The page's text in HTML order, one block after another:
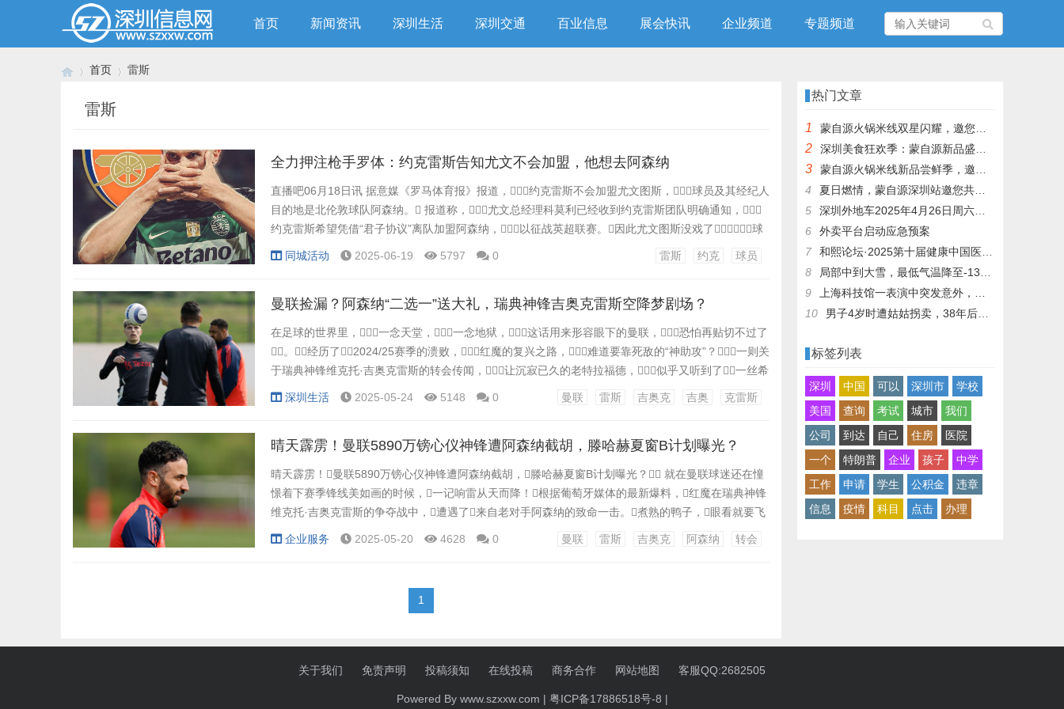
首页 新闻资讯 深圳生活 深圳交通 百业信息 展会快讯 企业频道 专题频道
首页 雷斯
雷斯
全力押注枪手罗体：约克雷斯告知尤文不会加盟，他想去阿森纳
直播吧06月18日讯 据意媒《罗马体育报》报道，约克雷斯不会加盟尤文图斯，球员及其经纪人
目的地是北伦敦球队阿森纳。 报道称，尤文总经理科莫利已经收到约克雷斯团队明确通知，
约克雷斯希望凭借“君子协议”离队加盟阿森纳，以征战英超联赛。因此尤文图斯没戏了，球
员不会来到意甲。 据此前报道，约克雷斯经纪人表示葡体承诺会以6000万+1000万欧元的价格放
同城活动 2025-06-19 5797 0 雷斯 约克 球员
曼联捡漏？阿森纳“二选一”送大礼，瑞典神锋吉奥克雷斯空降梦剧场？
在足球的世界里，一念天堂，一念地狱，这话用来形容眼下的曼联，恐怕再贴切不过了
。经历了2024/25赛季的溃败，红魔的复兴之路，难道要靠死敌的“神助攻”？一则关
于瑞典神锋维克托·吉奥克雷斯的转会传闻，让沉寂已久的老特拉福德，似乎又听到了一丝希
望的哨音。而这哨音能否吹响曼联反攻的号角，还得看北伦敦的阿森纳如何“配合”了。 背
深圳生活 2025-05-24 5148 0 曼联 雷斯 吉奥克 吉奥 克雷斯
晴天霹雳！曼联5890万镑心仪神锋遭阿森纳截胡，滕哈赫夏窗B计划曝光？
晴天霹雳！曼联5890万镑心仪神锋遭阿森纳截胡，滕哈赫夏窗B计划曝光？ 就在曼联球迷还在憧
憬着下赛季锋线美如画的时候，一记响雷从天而降！根据葡萄牙媒体的最新爆料，红魔在瑞典神锋
维克托·吉奥克雷斯的争夺战中，遭遇了来自老对手阿森纳的致命一击。煮熟的鸭子，眼看就要飞
到酋长球场了！这笔价值近5890万英镑的交易，无疑给曼联的夏季引援蒙上了一层厚厚的阴影，
企业服务 2025-05-20 4628 0 曼联 雷斯 吉奥克 阿森纳 转会
1
热门文章
1 蒙自源火锅米线双星闪耀，邀您共享辣爽夏日盛宴！
2 深圳美食狂欢季：蒙自源新品盛宴邀您品尝
3
蒙自源火锅米线新品尝鲜季，邀您共享味蕾盛宴！
4
夏日燃情，蒙自源深圳站邀您共赴美食盛宴！
5
深圳外地车2025年4月26日周六限行吗
6
外卖平台启动应急预案
7
和熙论坛·2025第十届健康中国医药连锁发展论坛在泰州举办
8
局部中到大雪，最低气温降至-13℃，济南今冬的第一场雪，或跟去年同一时间！
9
上海科技馆一表演中突发意外，机器人从高处坠落摔毁
10
男子4岁时遭姑姑拐卖，38年后终回家认亲！聋哑父母苦寻多年，母亲已抱憾离世丨红星寻人
标签列表
深圳 中国 可以 深圳市
学校
美国
查询 考试 城市
我们
公司
到达 自己 住房
医院
一个
特朗普 企业 孩子
中学
工作
申请 学生 公积金
违章
信息
疫情 科目 点击 办理
关于我们 免责声明 投稿须知 在线投稿 商务合作 网站地图 客服QQ:2682505
Powered By www.szxxw.com | 粤ICP备17886518号-8 |